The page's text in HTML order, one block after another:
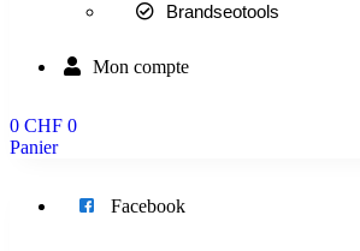
Brandseotools
Mon compte
0 CHF 0
Panier
Facebook